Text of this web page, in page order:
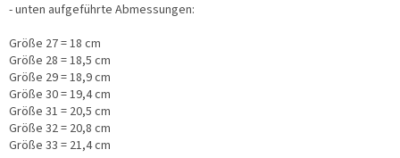
- unten aufgeführte Abmessungen:
Größe 27 = 18 cm
Größe 28 = 18,5 cm
Größe 29 = 18,9 cm
Größe 30 = 19,4 cm
Größe 31 = 20,5 cm
Größe 32 = 20,8 cm
Größe 33 = 21,4 cm